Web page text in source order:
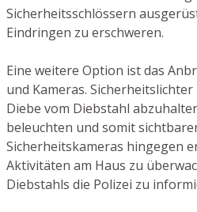
Sicherheitsschlössern
Eindringen zu erschweren.
Eine weitere Option ist das
und Kameras.
Diebe vom Diebstahl
beleuchten und somit
Sicherheitskameras hingegen
Aktivitäten am Haus zu
Diebstahls die Polizei zu